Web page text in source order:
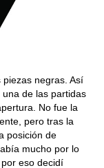
negras. Así
de las partidas
No fue la
pero tras la
posición de
mucho por lo
eso decidí